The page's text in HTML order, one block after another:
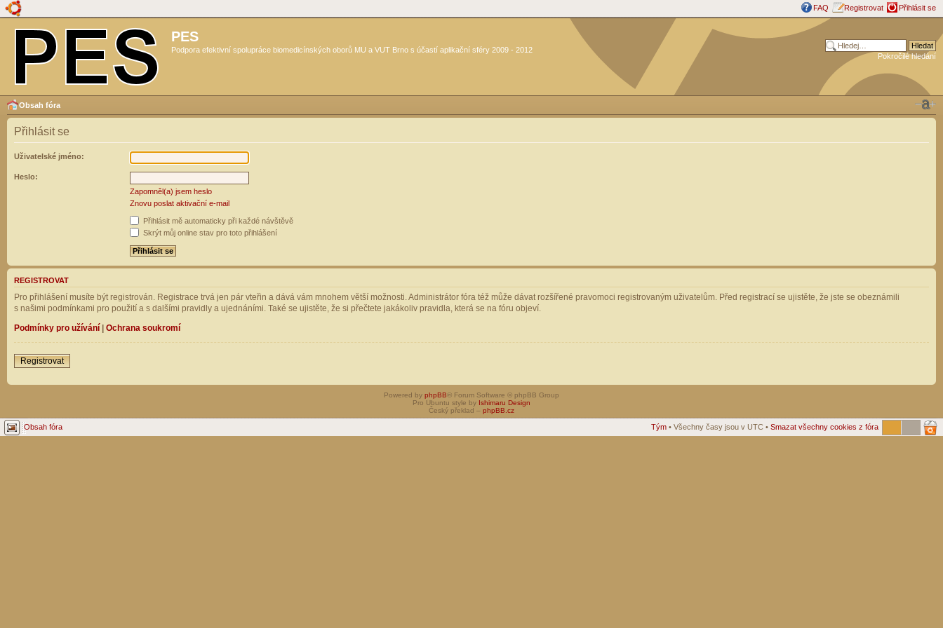
FAQ Registrovat Přihlásit se
PES
Podpora efektivní spolupráce biomedicínských oborů MU a VUT Brno s účastí aplikační sféry 2009 - 2012
Pokročilé hledání
Obsah fóra
Přihlásit se
Uživatelské jméno:
Heslo:
Zapomněl(a) jsem heslo
Znovu poslat aktivační e-mail
Přihlásit mě automaticky při každé návštěvě
Skrýt můj online stav pro toto přihlášení
REGISTROVAT
Pro přihlášení musíte být registrován. Registrace trvá jen pár vteřin a dává vám mnohem větší možnosti. Administrátor fóra též může dávat rozšířené pravomoci registrovaným uživatelům. Před registrací se ujistěte, že jste se obeznámili
s našimi podmínkami pro použití a s dalšími pravidly a ujednáními. Také se ujistěte, že si přečtete jakákoliv pravidla, která se na fóru objeví.
Podmínky pro užívání | Ochrana soukromí
Registrovat
Powered by phpBB® Forum Software © phpBB Group
Pro Ubuntu style by Ishimaru Design
Český překlad – phpBB.cz
Obsah fóra Tým • Všechny časy jsou v UTC • Smazat všechny cookies z fóra